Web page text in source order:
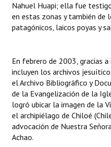
INSTITUCIONAL
Antiguos Pobladores
Registros y Distinciones
Datos Históricos
Premio al Mérito - Registro
Audiencias Públicas - Registro
Nahuel Huapi; ella fue
en estas zonas y también de
patagónicos, laicos poyas y
En febrero de 2003, gracias
incluyen los archivos
el Archivo Bibliográfico y
de la Evangelización de la
logró ubicar la imagen de la
el archipiélago de Chiloé
advocación de Nuestra
Achao.